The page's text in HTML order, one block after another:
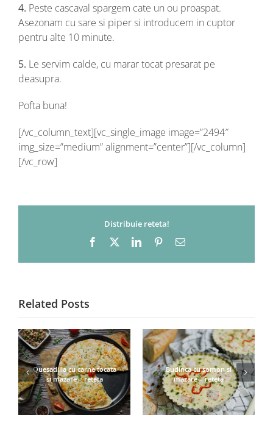
4. Peste cascaval spargem cate un ou proaspat.
Asezonam cu sare si piper si introducem in cuptor
pentru alte 10 minute.
5. Le servim calde, cu marar tocat presarat pe
deasupra.
Pofta buna!
[/vc_column_text][vc_single_image image=”2494″
img_size=”medium” alignment=”center”][/vc_column]
[/vc_row]
Distribuie reteta!
Facebook LinkedInPinterestEmail
Related Posts
Quesadilla cu carne tocata
si mazare – reteta
Budinca cu somon si
mazare – reteta